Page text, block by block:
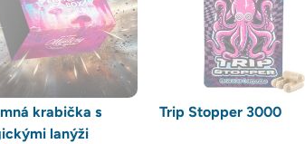
krabička s
lanýži
Trip Stopper 3000